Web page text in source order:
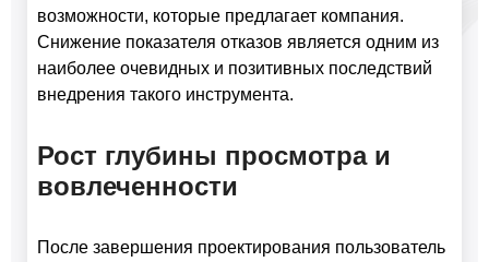
возможности, которые предлагает компания.
Снижение показателя отказов является одним из
наиболее очевидных и позитивных последствий
внедрения такого инструмента.
Рост глубины просмотра и
вовлеченности
После завершения проектирования пользователь